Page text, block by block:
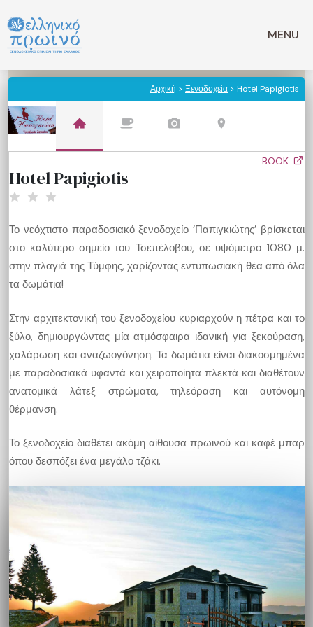
σε
περιεχόμενο
MENU
Αρχική > Ξενοδοχεία > Hotel Papigiotis
BOOK
Hotel Papigiotis
Το νεόχτιστο παραδοσιακό ξενοδοχείο ‘Παπιγκιώτης’ βρίσκεται
στο καλύτερο σημείο του Τσεπέλοβου, σε υψόμετρο 1080 μ.
στην πλαγιά της Τύμφης, χαρίζοντας εντυπωσιακή θέα από όλα
τα δωμάτια!
Στην αρχιτεκτονική του ξενοδοχείου κυριαρχούν η πέτρα και το
ξύλο, δημιουργώντας μία ατμόσφαιρα ιδανική για ξεκούραση,
χαλάρωση και αναζωογόνηση. Τα δωμάτια είναι διακοσμημένα
με παραδοσιακά υφαντά και χειροποίητα πλεκτά και διαθέτουν
ανατομικά λάτεξ στρώματα, τηλεόραση και αυτόνομη
θέρμανση.
Το ξενοδοχείο διαθέτει ακόμη αίθουσα πρωινού και καφέ μπαρ
όπου δεσπόζει ένα μεγάλο τζάκι.